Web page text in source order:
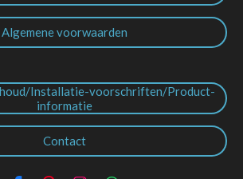
Algemene voorwaarden
Installatie-voorschriften/Product-
informatie
Contact